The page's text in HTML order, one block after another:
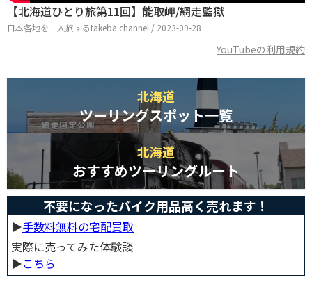
【北海道ひとり旅第11回】能取岬/網走監獄
日本各地を一人旅するtakeba channel / 2023-09-28
YouTubeの利用規約
北海道
ツーリングスポット一覧
北海道
おすすめツーリングルート
不要になったバイク用品高く売れます！
▶︎手数料無料の宅配買取
実際に売ってみた体験談
▶︎こちら